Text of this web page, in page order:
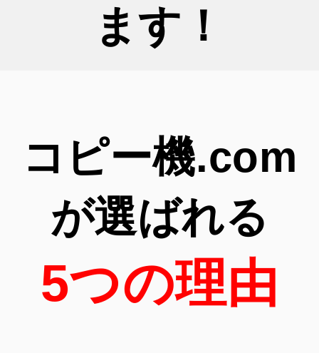
ます！
コピー機.com
が選ばれる
5つの理由